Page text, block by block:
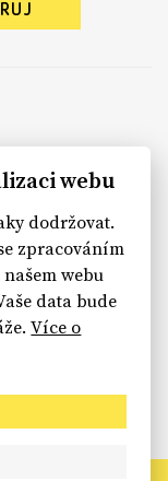
webu
dodržovat.
zpracováním
webu
data bude
Více o